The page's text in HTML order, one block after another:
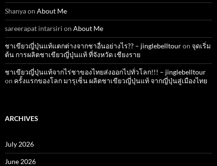
Shanyaon About Me
sareerapat intarsiri on About Me
ชาเขียวญี่ปุ่นแท้แตกต่างจากชาอื่นอย่างไร?? – jinglebelltouron จุดเริ่ม
ต้น การผลิตชาเขียวญี่ปุ่นแท้ ที่จังหวัด เชียงราย
ชาเขียวญี่ปุ่นแท้จากไร่ชาของไทยส่งออกไปทั่วโลก!!! – jinglebelltour
on ครั้งแรกของโลก มารุเซ็น ผลิตชาเขียวญี่ปุ่นแท้ จากญี่ปุ่นสู่เมืองไทย
ARCHIVES
July 2026
June 2026